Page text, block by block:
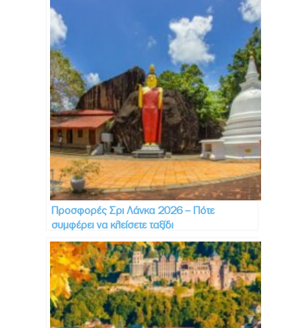
Προσφορές Σρι Λάνκα 2026 – Πότε
συμφέρει να κλείσετε ταξίδι